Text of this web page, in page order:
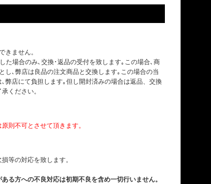
きません。
た場合のみ､交換･返品の受付を致します｡この場合､商
し､弊店は良品の注文商品と交換します｡この場合の当
弊店にて負担します｡但し開封済みの場合は返品、交換
ください。
則不可とさせて頂きます。
等の対応を致します。
る方への不良対応は初期不良を含め一切行いません。